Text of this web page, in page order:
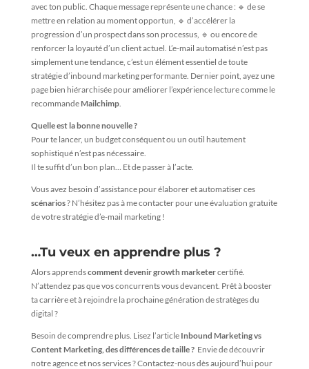
avec ton public. Chaque message représente une chance : 🔹 de se
mettre en relation au moment opportun, 🔹 d’accélérer la
progression d’un prospect dans son processus, 🔹 ou encore de
renforcer la loyauté d’un client actuel. L’e-mail automatisé n’est pas
simplement une tendance, c’est un élément essentiel de toute
stratégie d’inbound marketing performante. Dernier point, ayez une
page bien hiérarchisée pour améliorer l’expérience lecture comme le
recommande Mailchimp.
Quelle est la bonne nouvelle ?
Pour te lancer, un budget conséquent ou un outil hautement
sophistiqué n’est pas nécessaire.
Il te suffit d’un bon plan… Et de passer à l’acte.
Vous avez besoin d’assistance pour élaborer et automatiser ces
scénarios? N’hésitez pas à me contacter pour une évaluation gratuite
de votre stratégie d’e-mail marketing !
…Tu veux en apprendre plus ?
Alors apprendscomment devenir growth marketercertifié.
N’attendez pas que vos concurrents vous devancent. Prêt à booster
ta carrière et à rejoindre la prochaine génération de stratèges du
digital ?
Besoin de comprendre plus. Lisez l’article Inbound Marketing vs
Content Marketing, des différences de taille ? Envie de découvrir
notre agence et nos services ? Contactez-nous dès aujourd’hui pour